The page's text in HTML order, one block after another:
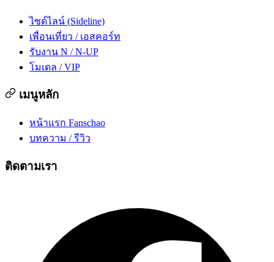
ไซด์ไลน์ (Sideline)
เพื่อนเที่ยว / เอสคอร์ท
รับงาน N / N-UP
โมเดล / VIP
เมนูหลัก
หน้าแรก Fanschao
บทความ / รีวิว
ติดตามเรา